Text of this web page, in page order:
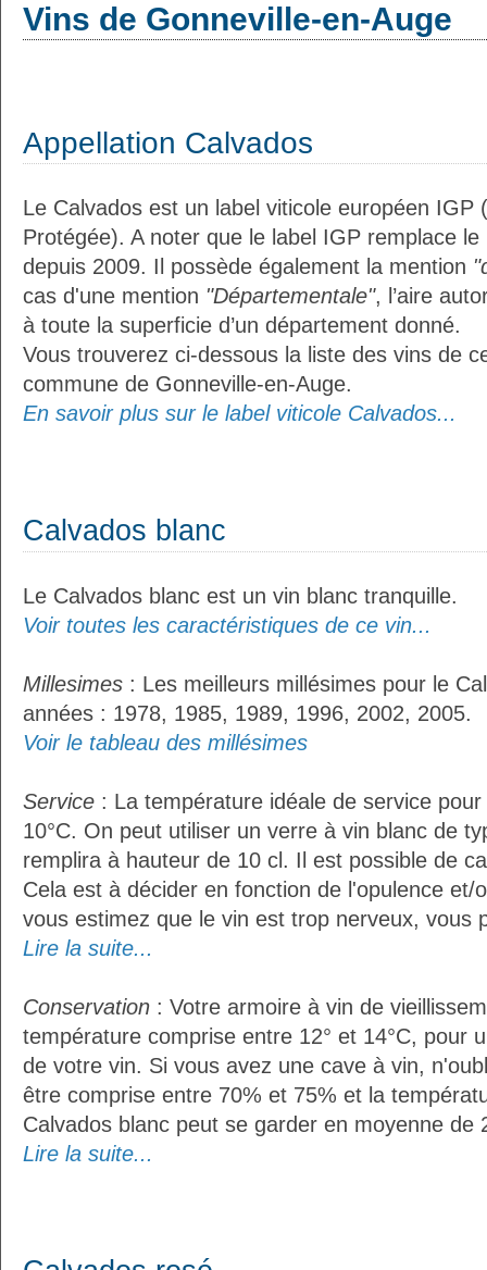
Vins de Gonneville-en-Auge
Appellation Calvados
Le Calvados est un label viticole européen IGP
Protégée). A noter que le label IGP remplace
depuis 2009. Il possède également la mention
cas d'une mention "Départementale", l’aire
à toute la superficie d’un département donné.
Vous trouverez ci-dessous la liste des vins de
commune de Gonneville-en-Auge.
En savoir plus sur le label viticole Calvados...
Calvados blanc
Le Calvados blanc est un vin blanc tranquille.
Voir toutes les caractéristiques de ce vin...
Millesimes : Les meilleurs millésimes pour le
années : 1978, 1985, 1989, 1996, 2002, 2005.
Voir le tableau des millésimes
Service : La température idéale de service
10°C. On peut utiliser un verre à vin blanc de
remplira à hauteur de 10 cl. Il est possible de
Cela est à décider en fonction de l'opulence et/
vous estimez que le vin est trop nerveux, vous
Lire la suite...
Conservation : Votre armoire à vin de
température comprise entre 12° et 14°C, pour
de votre vin. Si vous avez une cave à vin,
être comprise entre 70% et 75% et la
Calvados blanc peut se garder en moyenne de
Lire la suite...